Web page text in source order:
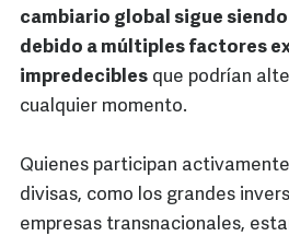
cambiario global sigue
debido a múltiples factores
impredecibles que podrían
cualquier momento.
Quienes participan
divisas, como los grandes
empresas transnacionales,